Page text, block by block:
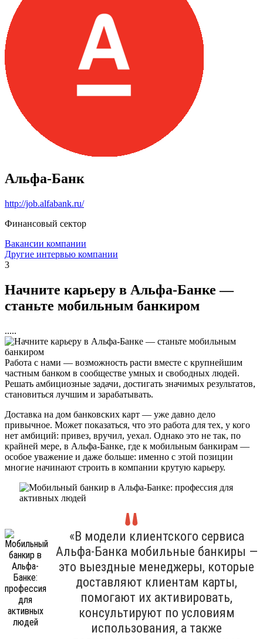
Альфа-Банк
http://job.alfabank.ru/
Финансовый сектор
Вакансии компании
Другие интервью компании
3
Начните карьеру в Альфа-Банке —
станьте мобильным банкиром
.....
Работа с нами — возможность расти вместе с крупнейшим
частным банком в сообществе умных и свободных людей.
Решать амбициозные задачи, достигать значимых результатов,
становиться лучшим и зарабатывать.
Доставка на дом банковских карт — уже давно дело
привычное. Может показаться, что это работа для тех, у кого
нет амбиций: привез, вручил, уехал. Однако это не так, по
крайней мере, в Альфа-Банке, где к мобильным банкирам —
особое уважение и даже больше: именно с этой позиции
многие начинают строить в компании крутую карьеру.
«В модели клиентского сервиса
Альфа-Банка мобильные банкиры —
это выездные менеджеры, которые
доставляют клиентам карты,
помогают их активировать,
консультируют по условиям
использования, а также